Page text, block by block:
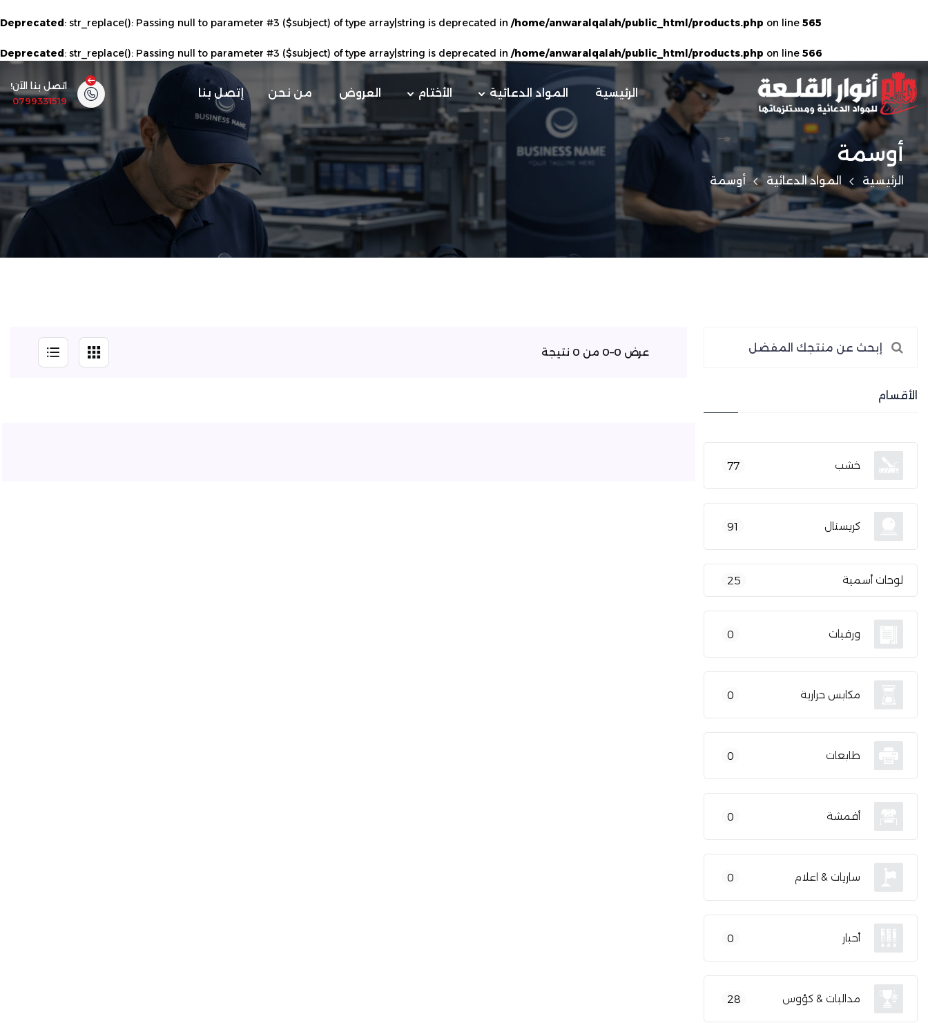
Deprecated: str_replace(): Passing null to parameter #3 ($subject) of type array|string is deprecated in /home/anwaralqalah/public_html/products.php on line 565
Deprecated: str_replace(): Passing null to parameter #3 ($subject) of type array|string is deprecated in /home/anwaralqalah/public_html/products.php on line 566
الرئيسية المواد الدعائية الأختام العروض من نحن إتصل بنا
اتصل بنا الآن!
0799331519
أوسمة
الرئيسية المواد الدعائية أوسمة
الأقسام
خشب 77
كريستال 91
لوحات أسمية 25
ورقيات 0
مكابس حرارية 0
طابعات 0
أقمشة 0
ساريات & اعلام 0
أحبار 0
مداليات & كؤوس 28
عرض 0–0 من 0 نتيجة